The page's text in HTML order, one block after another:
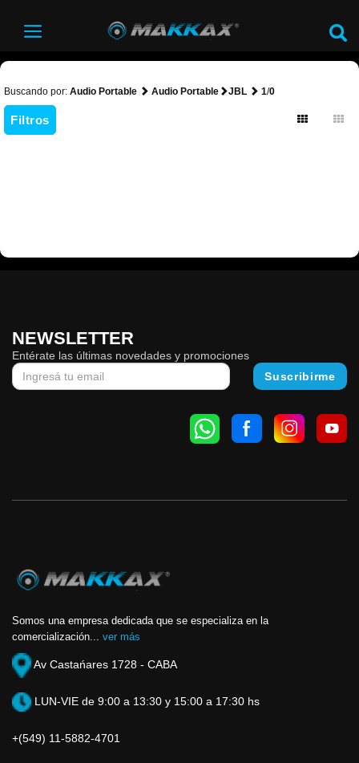
Buscando por: Audio Portable Audio Portable JBL 1/0
Filtros
NEWSLETTER
Entérate las últimas novedades y promociones
Somos una empresa dedicada que se especializa en la
comercialización... ver más
Av Castańares 1728 - CABA
LUN-VIE de 9:00 a 13:30 y 15:00 a 17:30 hs
+(549) 11-5882-4701